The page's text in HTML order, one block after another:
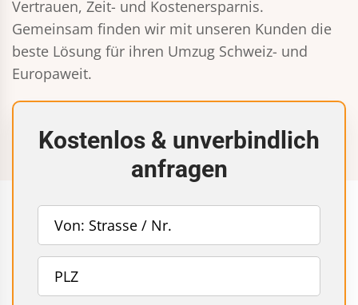
Vertrauen, Zeit- und Kostenersparnis.
Gemeinsam finden wir mit unseren Kunden die
beste Lösung für ihren Umzug Schweiz- und
Europaweit.
Kostenlos & unverbindlich
anfragen